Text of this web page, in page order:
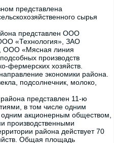
представлена
сырья
представлен ООО
«Технология», ЗАО
ООО «Мясная линия
производств
фермерских хозяйств.
экономики района.
подсолнечник, молоко,
представлен 11-ю
в том числе одним
акционерным обществом,
производственными
района действует 70
Общая площадь